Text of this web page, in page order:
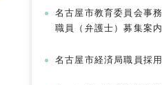
名古屋市教育委員会事
職員（弁護士）募集案内
名古屋市経済局職員採